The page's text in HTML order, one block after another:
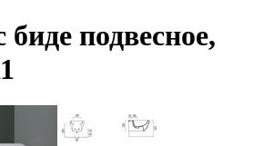
подвесное,